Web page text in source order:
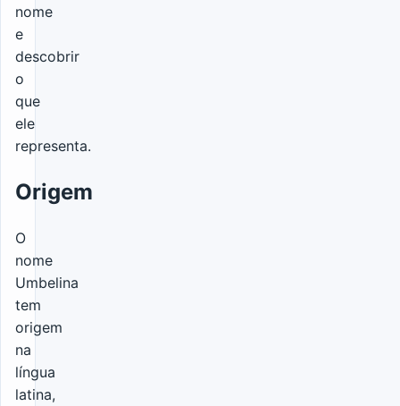
nome
e
descobrir
o
que
ele
representa.
Origem
O
nome
Umbelina
tem
origem
na
língua
latina,